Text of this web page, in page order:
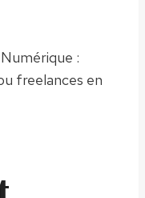
:
freelances en